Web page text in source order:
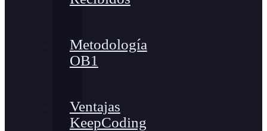
Metodología
OB1
Ventajas
KeepCoding